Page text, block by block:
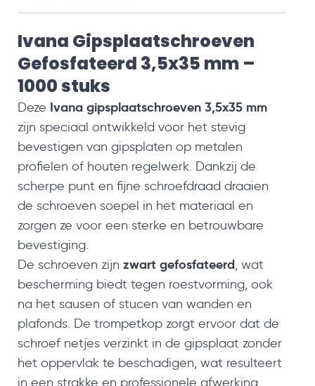
Ivana Gipsplaatschroeven
Gefosfateerd 3,5x35 mm –
1000 stuks
Deze Ivana gipsplaatschroeven 3,5x35 mm
zijn speciaal ontwikkeld voor het stevig
bevestigen van gipsplaten op metalen
profielen of houten regelwerk. Dankzij de
scherpe punt en fijne schroefdraad draaien
de schroeven soepel in het materiaal en
zorgen ze voor een sterke en betrouwbare
bevestiging.
De schroeven zijn zwart gefosfateerd, wat
bescherming biedt tegen roestvorming, ook
na het sausen of stucen van wanden en
plafonds. De trompetkop zorgt ervoor dat de
schroef netjes verzinkt in de gipsplaat zonder
het oppervlak te beschadigen, wat resulteert
in een strakke en professionele afwerking.